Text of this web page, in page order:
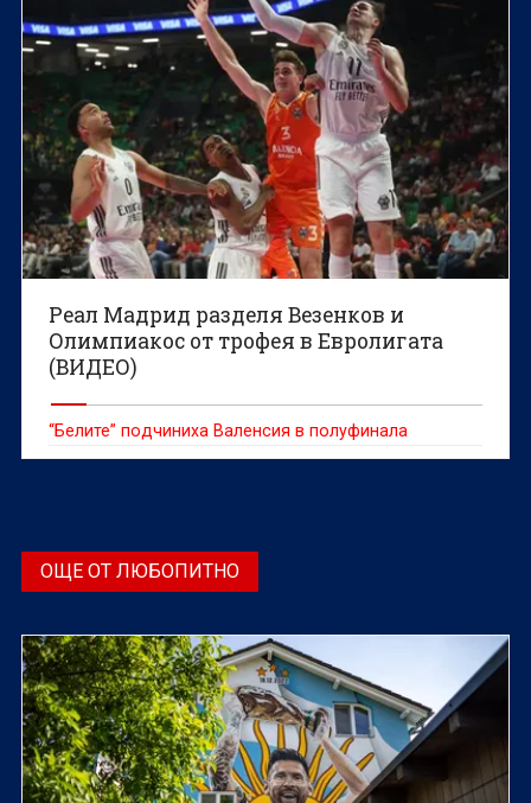
Реал Мадрид разделя Везенков и
Олимпиакос от трофея в Евролигата
(ВИДЕО)
“Белите” подчиниха Валенсия в полуфинала
ОЩЕ ОТ ЛЮБОПИТНО